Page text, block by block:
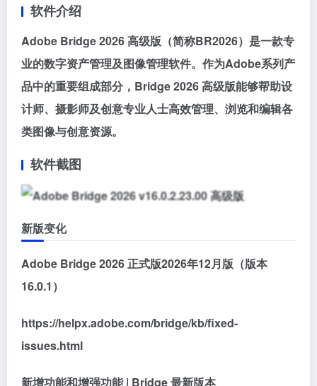
软件介绍
Adobe Bridge 2026 高级版（简称BR2026）是一款专
业的数字资产管理及图像管理软件。作为Adobe系列产
品中的重要组成部分，Bridge 2026 高级版能够帮助设
计师、摄影师及创意专业人士高效管理、浏览和编辑各
类图像与创意资源。
软件截图
新版变化
Adobe Bridge 2026 正式版2026年12月版（版本
16.0.1）
https://helpx.adobe.com/bridge/kb/fixed-
issues.html
新增功能和增强功能 | Bridge 最新版本